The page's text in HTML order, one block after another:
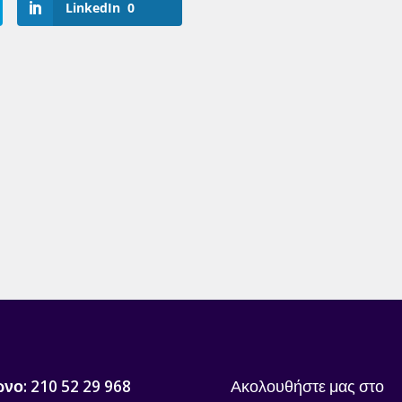
LinkedIn 0
: 210 52 29 968
Ακολουθήστε μας στο